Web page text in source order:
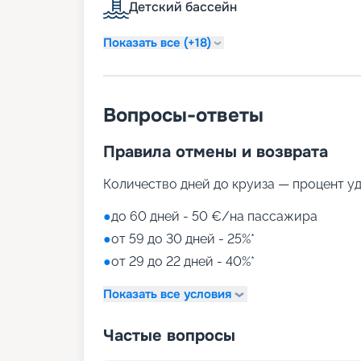
• ежевечерние представления в театре
• спа-процедуры MSC Aurea Spa;
• тренажерный зал;
Детей привлекают разновозрастные
Namco и LEGO, аквапарк. Чтобы купить
Посмотрите на нашем сайте
схемы палуб, фото и описание кают,
готовиться к приключениям! А
вы сможете получить самые комфортные
Детский бассейн
Показать все (+18)
Вопросы-ответы
Правила отмены и возврата
Количество дней до круиза — процент
●до 60 дней - 50 €/на пассажира
●от 59 до 30 дней - 25%*
●от 29 до 22 дней - 40%*
Показать все условия
Частые вопросы